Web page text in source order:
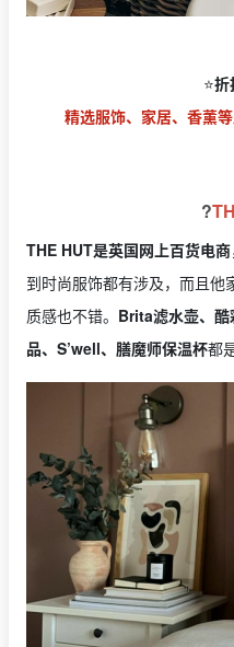
⭐️折
精选服饰、家居、香薰
?
THE HUT是英国网上百货电商
到时尚服饰都有涉及，而且他
质感也不错。 Brita滤水壶、
品、S’well、膳魔师保温杯都